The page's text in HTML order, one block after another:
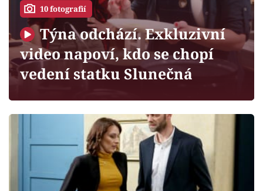
Sledujte prima+
Filmový festival Karlovy Vary
Mámy sobě
Přihlášení
10 fotografií
Týna odchází. Exkluzivní
video napoví, kdo se chopí
vedení statku Slunečná